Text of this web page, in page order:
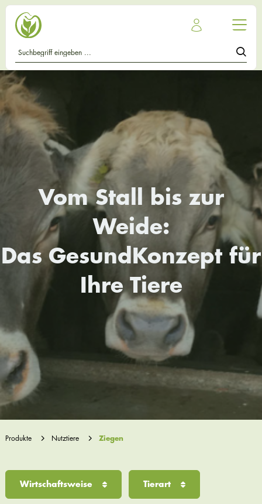
Vom Stall bis zur
Weide:
Das GesundKonzept für
Ihre Tiere
Produkte Nutztiere Ziegen
Wirtschaftsweise Tierart